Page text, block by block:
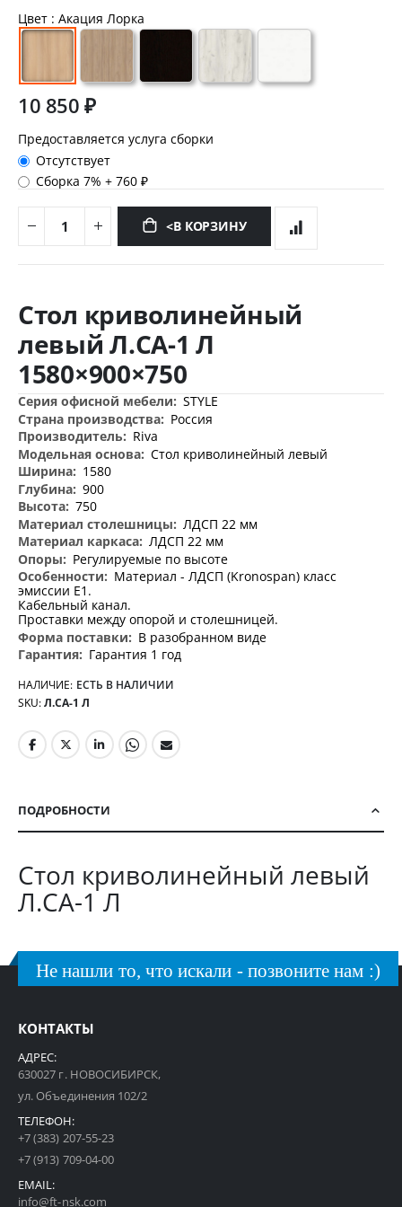
Цвет : Акация Лорка
10 850 ₽
Предоставляется услуга сборки
Отсутствует
Сборка 7%+760 ₽
<В КОРЗИНУ
началу
изображений
Стол криволинейный
левый Л.СА-1 Л
1580×900×750
Дополнительная
информация
STYLE
Россия
Riva
Стол криволинейный левый
1580
900
750
ЛДСП 22 мм
ЛДСП 22 мм
Регулируемые по высоте
Материал - ЛДСП (Kronospan) класс
эмиссии Е1.
Кабельный канал.
Проставки между опорой и столешницей.
В разобранном виде
Гарантия 1 год
НАЛИЧИЕ: ЕСТЬ В НАЛИЧИИ
SKU Л.СА-1 Л
ПОДРОБНОСТИ
Стол криволинейный левый
Л.СА-1 Л
Не нашли то, что искали - позвоните нам :)
КОНТАКТЫ
АДРЕС:
630027 г. НОВОСИБИРСК,
ул. Объединения 102/2
ТЕЛЕФОН:
+7 (383) 207-55-23
+7 (913) 709-04-00
EMAIL:
info@ft-nsk.com